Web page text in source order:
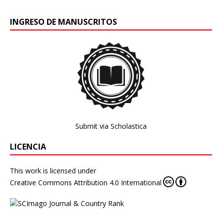
INGRESO DE MANUSCRITOS
Submit via Scholastica
LICENCIA
This work is licensed under
Creative Commons Attribution 4.0 International